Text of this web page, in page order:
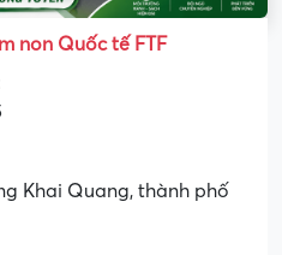
non Quốc tế FTF
Khai Quang, thành phố